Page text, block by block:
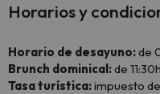
Horarios y
Horario de desayuno:de
Brunch dominical:de
Tasa turística:impuesto